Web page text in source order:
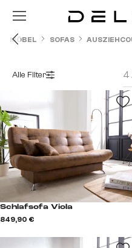
Zum Hauptinhalt springen
MÖBEL SOFAS
Alle Filter 4
Schlafsofa Viola
849,90 €